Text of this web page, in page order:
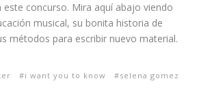
concurso. Mira aquí abajo viendo
musical, su bonita historia de
métodos para escribir nuevo material.
i want you to know
selena gomez